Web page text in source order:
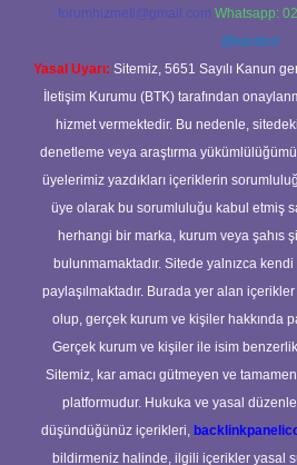
forumhizmeti@gmail.com Whatsapp:
@karabul
Yasal Uyarı: Sitemiz, 5651 Sayılı Kanun
İletişim Kurumu (BTK) tarafından
hizmet vermektedir. Bu nedenle,
denetleme veya araştırma
üyelerimiz yazdıkları içeriklerin
üye olarak bu sorumluluğu kabul etmiş
herhangi bir marka, kurum veya şahıs
bulunmamaktadır. Sitede yalnızca kendi
paylaşılmaktadır. Burada yer alan
olup, gerçek kurum ve kişiler hakkında
Gerçek kurum ve kişiler ile isim
Sitemiz, kar amacı gütmeyen ve
platformudur. Hukuka ve yasal
düşündüğünüz içerikleri,
bildirmeniz halinde, ilgili içerikler yasal